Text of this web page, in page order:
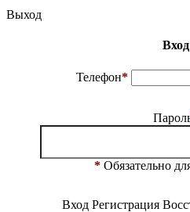
Выход
Вход
Телефон*
* Обязательно
Вход Регистрация